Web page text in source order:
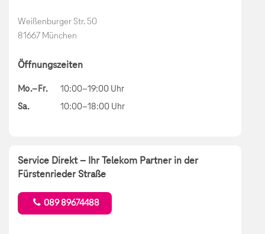
Weißenburger Str. 50
81667 München
Öffnungszeiten
Mo.–Fr.
10:00–19:00 Uhr
Sa.
10:00–18:00 Uhr
Service Direkt – Ihr Telekom Partner in der
Fürstenrieder Straße
089 89674488